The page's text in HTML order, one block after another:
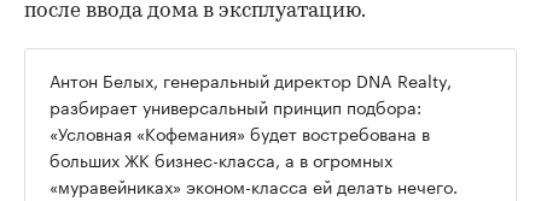
после ввода дома в эксплуатацию.
Антон Белых, генеральный директор DNA Realty,
разбирает универсальный принцип подбора:
«Условная «Кофемания» будет востребована в
больших ЖК бизнес-класса, а в огромных
«муравейниках» эконом-класса ей делать нечего.